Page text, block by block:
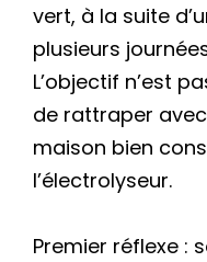
vert, à la suite
plusieurs
L’objectif n’est
de rattraper
maison bien
l’électrolyseur.
Premier réflexe :